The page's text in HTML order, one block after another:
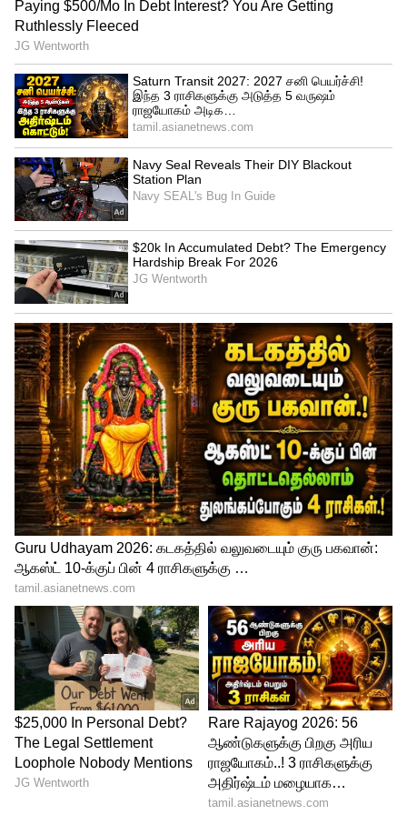
எல்ஐசி-க்கு ரூ.16,500 கோடி போச்சு!
அதானி குழும பங்குகளில் முதலீடு
எவ்வளவு தெரியுமா?
இதனால் வங்கிகளில் சேமித்துள்ள
வாடிக்கையாளர்கள் பணம் என்னவாகும்,
மக்களின் நிலை என்னவாகும் என்ற கேள்வி
எழுகிறது. ஏற்கெனவே எல்ஐசி நிறுவனம்
அதானி குழுமத்தின் 5 நிறுவனங்களில்
ஏராளமாக முதலீடு செய்துள்ளது. கடந்த 2
நாட்களில் அதானி குழும பங்குகளுக்கு
ஏற்பட்ட சரிவால் ரூ.16,580 கோடி இழப்பு
எல்ஐசிக்கு ஏற்பட்டுள்ளது.
அதானி குழுமத்தில் உள்ள 5
நிறுவனங்களின் ஒட்டுமொத்த கடன் ரூ.2.10